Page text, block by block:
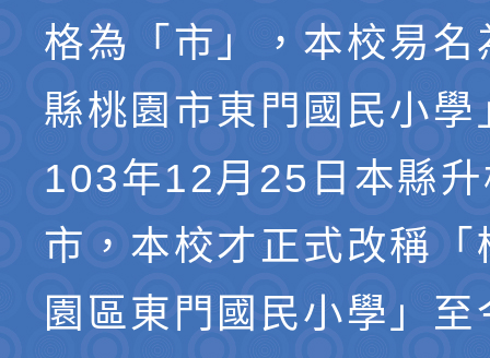
格為「市」，本校易名
縣桃園市東門國民小學
103年12月25日本縣
市，本校才正式改稱「
園區東門國民小學」